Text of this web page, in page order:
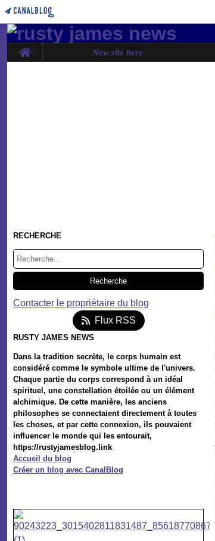
Home New site here
RECHERCHE
Contacter le propriétaire du blog
Flux RSS
RUSTY JAMES NEWS
Dans la tradition secrète, le corps humain est
considéré comme le symbole ultime de l'univers.
Chaque partie du corps correspond à un idéal
spirituel, une constellation étoilée ou un élément
alchimique. De cette manière, les anciens
philosophes se connectaient directement à toutes
les choses, et par cette connexion, ils pouvaient
influencer le monde qui les entourait,
https://rustyjamesblog.link
Accueil du blog
Créer un blog avec CanalBlog